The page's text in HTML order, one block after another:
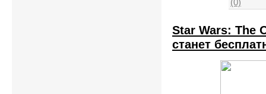
(0)
Star Wars: The
станет